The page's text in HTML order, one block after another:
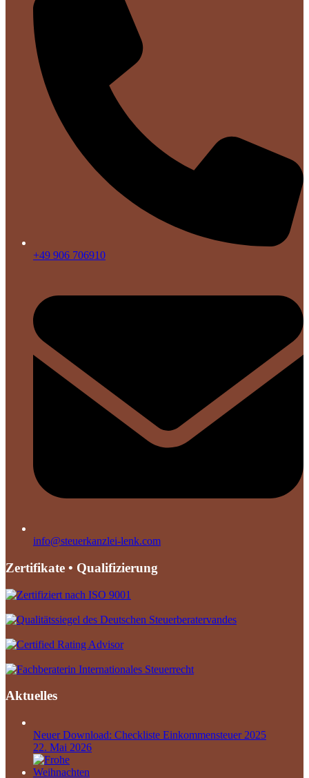
+49 906 706910
info@steuerkanzlei-lenk.com
Zertifikate • Qualifizierung
Aktuelles
Neuer Download: Checkliste Einkommensteuer 2025
22. Mai 2026